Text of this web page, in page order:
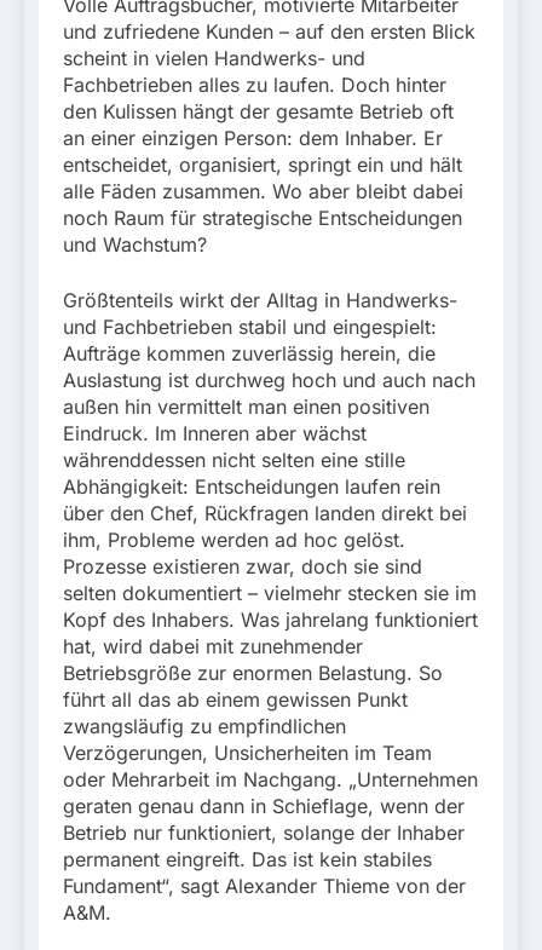
Beinahekollision an
Bahnübergang in Aubing
/ Bundespolizei ermittelt
wegen gefährlichen
Eingriffs in den
Bahnverkehr
5. August 2026
und zufriedene Kunden – auf den ersten Blick
scheint in vielen Handwerks- und
Fachbetrieben alles zu laufen. Doch hinter
den Kulissen hängt der gesamte Betrieb oft
an einer einzigen Person: dem Inhaber. Er
entscheidet, organisiert, springt ein und hält
alle Fäden zusammen. Wo aber bleibt dabei
noch Raum für strategische Entscheidungen
und Wachstum?
Größtenteils wirkt der Alltag in Handwerks-
und Fachbetrieben stabil und eingespielt:
Aufträge kommen zuverlässig herein, die
Auslastung ist durchweg hoch und auch nach
außen hin vermittelt man einen positiven
Eindruck. Im Inneren aber wächst
währenddessen nicht selten eine stille
Abhängigkeit: Entscheidungen laufen rein
über den Chef, Rückfragen landen direkt bei
ihm, Probleme werden ad hoc gelöst.
Prozesse existieren zwar, doch sie sind
selten dokumentiert – vielmehr stecken sie im
Kopf des Inhabers. Was jahrelang funktioniert
hat, wird dabei mit zunehmender
Betriebsgröße zur enormen Belastung. So
führt all das ab einem gewissen Punkt
zwangsläufig zu empfindlichen
Verzögerungen, Unsicherheiten im Team
oder Mehrarbeit im Nachgang. „Unternehmen
geraten genau dann in Schieflage, wenn der
Betrieb nur funktioniert, solange der Inhaber
permanent eingreift. Das ist kein stabiles
Fundament“, sagt Alexander Thieme von der
A&M.